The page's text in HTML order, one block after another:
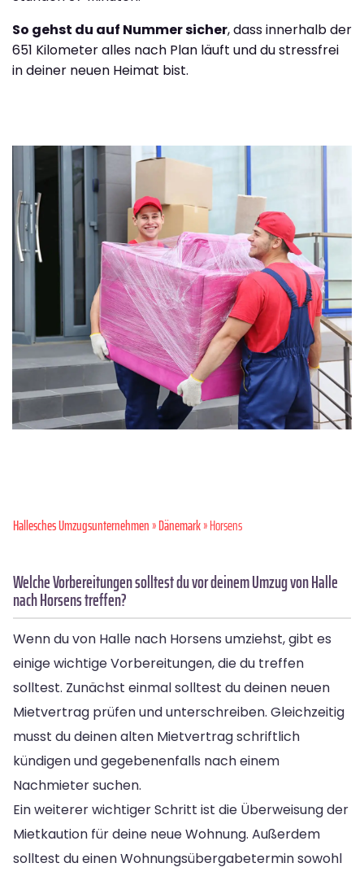
So gehst du auf Nummer sicher, dass innerhalb der
651 Kilometer alles nach Plan läuft und du stressfrei
in deiner neuen Heimat bist.
Hallesches Umzugsunternehmen»Dänemark» Horsens
Welche Vorbereitungen solltest du vor deinem Umzug von Halle
nach Horsens treffen?
Wenn du von Halle nach Horsens umziehst, gibt es
einige wichtige Vorbereitungen, die du treffen
solltest. Zunächst einmal solltest du deinen neuen
Mietvertrag prüfen und unterschreiben. Gleichzeitig
musst du deinen alten Mietvertrag schriftlich
kündigen und gegebenenfalls nach einem
Nachmieter suchen.
Ein weiterer wichtiger Schritt ist die Überweisung der
Mietkaution für deine neue Wohnung. Außerdem
solltest du einen Wohnungsübergabetermin sowohl